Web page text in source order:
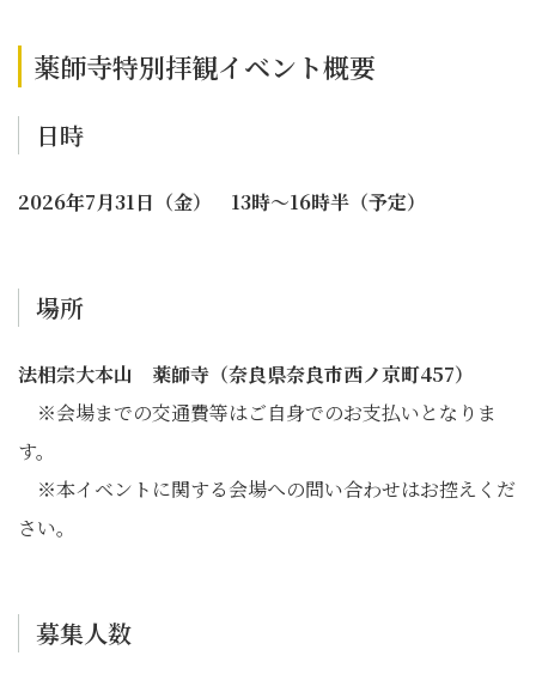
薬師寺特別拝観イベント概要
日時
2026年7月31日（金） 13時～16時半（予定）
場所
法相宗大本山 薬師寺（奈良県奈良市西ノ京町457）
※会場までの交通費等はご自身でのお支払いとなりま
す。
※本イベントに関する会場への問い合わせはお控えくだ
さい。
募集人数